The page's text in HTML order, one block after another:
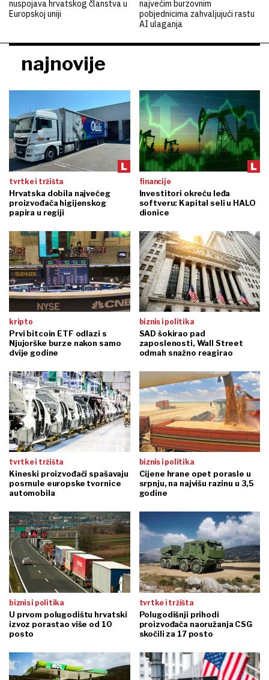
nuspojava hrvatskog članstva u
Europskoj uniji
najvećim burzovnim
pobjednicima zahvaljujući rastu
AI ulaganja
najnovije
tvrtke i tržišta
Hrvatska dobila najvećeg
proizvođača higijenskog
papira u regiji
financije
Investitori okreću leđa
softveru: Kapital seli u HALO
dionice
kripto
Prvi bitcoin ETF odlazi s
Njujorške burze nakon samo
dvije godine
biznis i politika
SAD šokirao pad
zaposlenosti, Wall Street
odmah snažno reagirao
tvrtke i tržišta
Kineski proizvođači spašavaju
posrnule europske tvornice
automobila
biznis i politika
Cijene hrane opet porasle u
srpnju, na najvišu razinu u 3,5
godine
biznis i politika
U prvom polugodištu hrvatski
izvoz porastao više od 10
posto
tvrtke i tržišta
Polugodišnji prihodi
proizvođača naoružanja CSG
skočili za 17 posto